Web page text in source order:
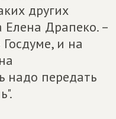
других
Елена Драпеко. –
и на
надо передать